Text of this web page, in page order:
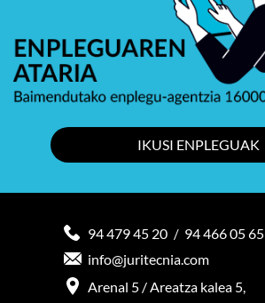
94 479 45 20 / 94 466 05 65
info@juritecnia.com
Arenal 5 / Areatza kalea 5,
IKUSI ENPLEGUAK